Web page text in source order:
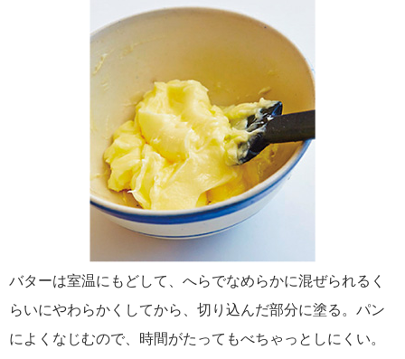
バターは室温にもどして、へらでなめらかに混ぜられるく
らいにやわらかくしてから、切り込んだ部分に塗る。パン
によくなじむので、時間がたってもべちゃっとしにくい。